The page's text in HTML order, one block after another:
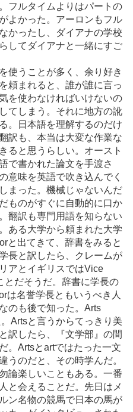
フルタイムよりはパートの
よかった。アーロンもフル
かったし、ダイアナの学校
してダイアナと一緒にすご
使うことが多く、余り好き
頼まれると、誰が誰に言っ
を使わなければいけないの
てしまう。それに地方の訛
。日本語を理解するのだけ
訳も、本当は大変な作業な
ると思うらしい。オースト
で書かれた論文を手渡さ
意味を英語で吹き込んでく
まった。機械じゃないんだ
ものがすぐに自動的に口か
翻訳も専門用語を知らない
ある大学から頼まれた大学
と出てきて、辞書をみると
長と訳したら、クレームが
アとイギリスではVice
とだそうだ。辞書に学長の
は名誉学長ともいうべき人
のも後で知った。Arts
Artsと言うからてっきり美
訳したら、『文学部』の間
。Artsとartではたった一文
うのだと、その時学んだ。
論楽しいこともある。一番
と会えることだ。先日はメ
ン名物の競馬で日本の馬が